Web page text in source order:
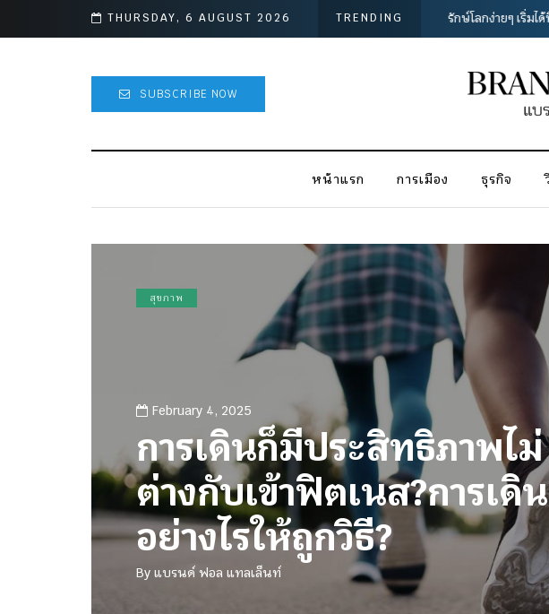
THURSDAY, 6 AUGUST 2026 TRENDING ผ้าขนหนู ของขวัญที่
SUBSCRIBE NOW
หน้าแรก การเมือง ธุรกิจ
สุขภาพ
February 4, 2025
การเดินก็มีประสิทธิภาพไม่
ต่างกับเข้าฟิตเนส?การเดิน
อย่างไรให้ถูกวิธี?
By แบรนด์ ฟอล แทลเล็นท์